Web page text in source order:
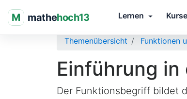
M mathehoch13 Lernen Kurse
Themenübersicht Funktionen
Einführung
Der Funktionsbegriff bildet